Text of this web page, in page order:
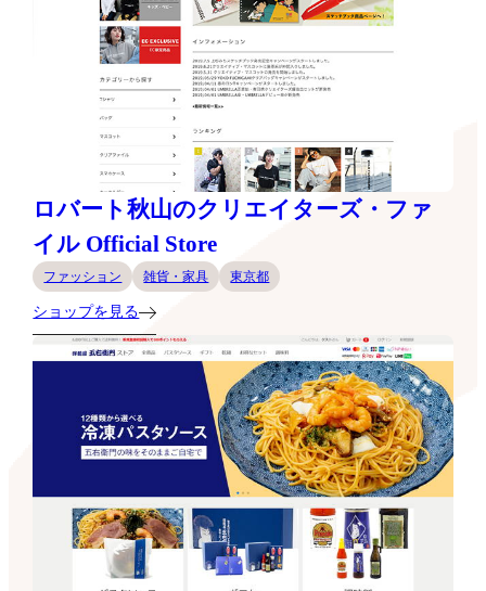
ロバート秋山のクリエイターズ・ファ
イル Official Store
ファッション 雑貨・家具 東京都
ショップを見る